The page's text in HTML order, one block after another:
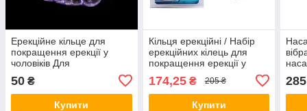
Ерекційне кільце для
покращення ерекції у
чоловіків Для
пролонгування статевого
акту
50 ₴
Купити
Кільця ерекційні / Набір
ерекційних кілець для
покращення ерекції у
пролонгування статевого
акту / Чорні
174,25₴ 205 ₴
Купити
285